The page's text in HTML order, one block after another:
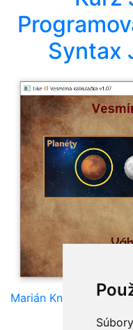
Syntax
Marián Knězek